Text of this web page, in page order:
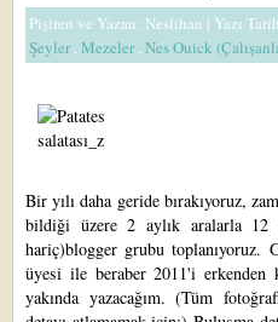
Pişiren ve Yazan: Neslihan | Yazı
Şeyler,Mezeler,Nes Ouick
Bir yılı daha geride bırakıyoruz,
bildiği üzere 2 aylık aralarla 12
hariç)blogger grubu toplanıyoruz.
üyesi ile beraber 2011'i
yakında yazacağım. (Tüm